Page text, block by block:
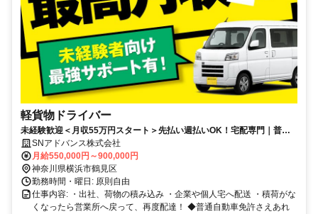
軽貨物ドライバー
未経験歓迎＜月収55万円スタート＞先払い週払いOK！宅配専門｜普通
免許のみでOK｜格安車両レンタル有り◎
SNアドバンス株式会社
月給550,000円～900,000円
神奈川県横浜市鶴見区
勤務時間・曜日: 原則自由
仕事内容: ・出社、荷物の積み込み ・企業や個人宅へ配送 ・積荷がな
くなったら営業所へ戻って、再度配達！ ◆普通自動車免許さえあれ